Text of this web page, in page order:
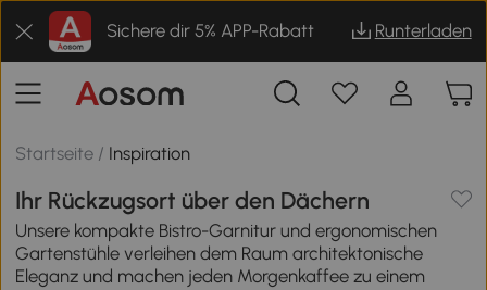
Sichere dir 5% APP-Rabatt Runterladen
Startseite / Inspiration
Ihr Rückzugsort über den Dächern
Unsere kompakte Bistro-Garnitur und ergonomischen
Gartenstühle verleihen dem Raum architektonische
Eleganz und machen jeden Morgenkaffee zu einem